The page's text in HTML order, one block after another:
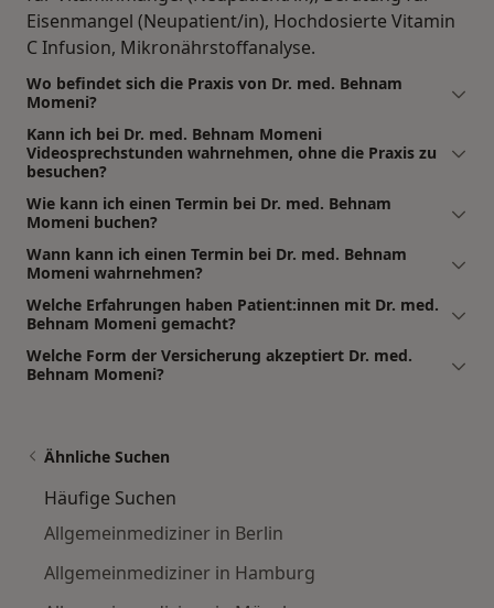
Eisenmangel (Neupatient/in), Hochdosierte Vitamin
C Infusion, Mikronährstoffanalyse.
Wo befindet sich die Praxis von Dr. med. Behnam
Momeni?
Kann ich bei Dr. med. Behnam Momeni
Videosprechstunden wahrnehmen, ohne die Praxis zu
besuchen?
Wie kann ich einen Termin bei Dr. med. Behnam
Momeni buchen?
Wann kann ich einen Termin bei Dr. med. Behnam
Momeni wahrnehmen?
Welche Erfahrungen haben Patient:innen mit Dr. med.
Behnam Momeni gemacht?
Welche Form der Versicherung akzeptiert Dr. med.
Behnam Momeni?
Ähnliche Suchen
Häufige Suchen
Allgemeinmediziner in Berlin
Allgemeinmediziner in Hamburg